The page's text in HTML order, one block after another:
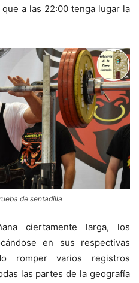
a las 22:00 tenga lugar la
de sentadilla
ciertamente larga, los
en sus respectivas
romper varios registros
las partes de la geografía